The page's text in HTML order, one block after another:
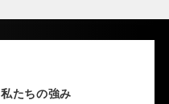
私たちの強み